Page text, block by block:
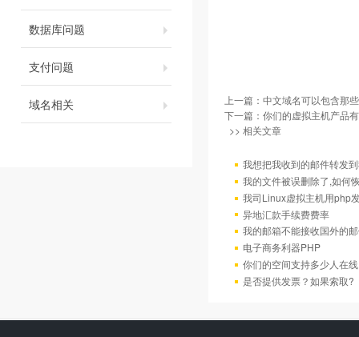
数据库问题
支付问题
域名相关 上一篇： 中文域名可以包含那
下一篇： 你们的虚拟主机产品
>> 相关文章
我想把我收到的邮件转发
我的文件被误删除了,如何
我司Linux虚拟主机用php
异地汇款手续费费率
我的邮箱不能接收国外的
电子商务利器PHP
你们的空间支持多少人在
是否提供发票？如果索取?